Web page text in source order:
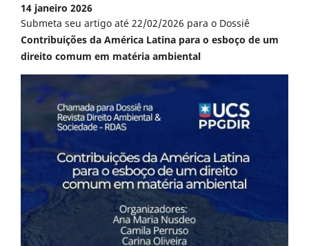
14 janeiro 2026
Submeta seu artigo até 22/02/2026 para o Dossiê
Contribuições da América Latina para o esboço de um
direito comum em matéria ambiental